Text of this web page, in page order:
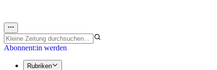
Abonnent:in werden
Rubriken